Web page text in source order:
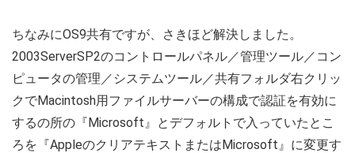
ちなみにOS9共有ですが、さきほど解決しました。
2003ServerSP2のコントロールパネル／管理ツール／コン
ピュータの管理／システムツール／共有フォルダ右クリッ
クでMacintosh用ファイルサーバーの構成で認証を有効に
するの所の『Microsoft』とデフォルトで入っていたとこ
ろを『AppleのクリアテキストまたはMicrosoft』に変更す